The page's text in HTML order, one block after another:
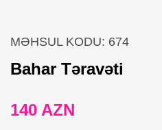
MƏHSUL KODU: 674
Bahar Təravəti
140 AZN